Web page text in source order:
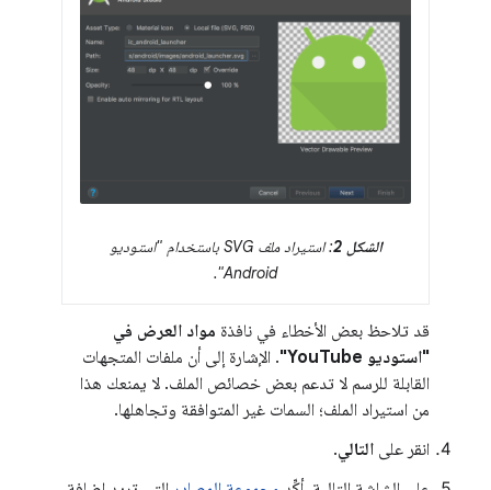
الشكل 2
: استيراد ملف SVG باستخدام "استوديو
Android".
قد تلاحظ بعض الأخطاء في نافذة مواد العرض في
"استوديو YouTube"
. الإشارة إلى أن ملفات المتجهات
القابلة للرسم لا تدعم بعض خصائص الملف. لا يمنعك هذا
من استيراد الملف؛ السمات غير المتوافقة وتجاهلها.
انقر على التالي.